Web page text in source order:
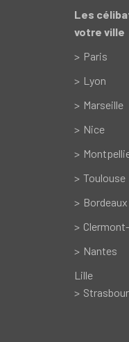
Les
votre ville
Paris
Lyon
Marseille
Nice
Toulouse
Bordeaux
Nantes
Lille